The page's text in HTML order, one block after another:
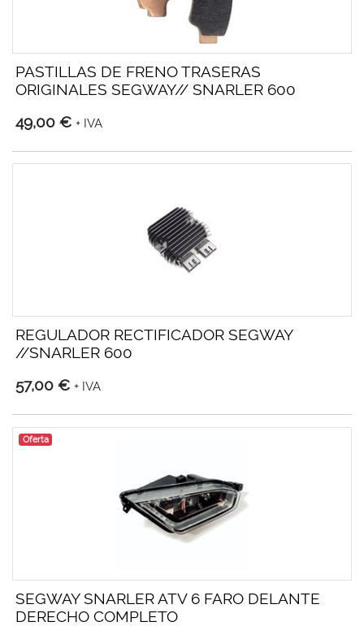
PASTILLAS DE FRENO TRASERAS
ORIGINALES SEGWAY// SNARLER 600
49,00 € + IVA
REGULADOR RECTIFICADOR SEGWAY
//SNARLER 600
57,00 € + IVA
Oferta
SEGWAY SNARLER ATV 6 FARO DELANTE
DERECHO COMPLETO